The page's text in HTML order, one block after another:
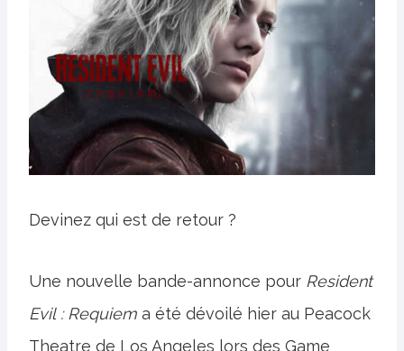
Devinez qui est de retour ?
Une nouvelle bande-annonce pour Resident
Evil : Requiem a été dévoilé hier au Peacock
Theatre de Los Angeles lors des Game